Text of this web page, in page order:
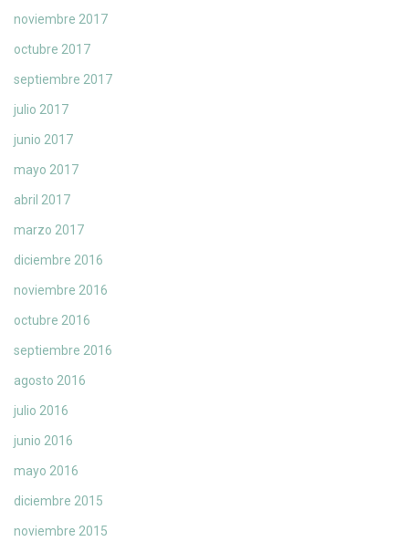
noviembre 2017
octubre 2017
septiembre 2017
julio 2017
junio 2017
mayo 2017
abril 2017
marzo 2017
diciembre 2016
noviembre 2016
octubre 2016
septiembre 2016
agosto 2016
julio 2016
junio 2016
mayo 2016
diciembre 2015
noviembre 2015